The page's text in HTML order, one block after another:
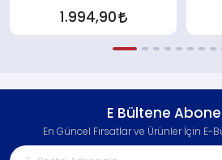
1.994,90
E Bültene
En Güncel Fırsatlar ve Ürünler İçin E-